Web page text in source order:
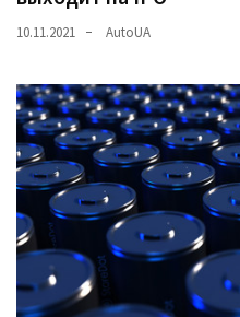
10.11.2021 AutoUA